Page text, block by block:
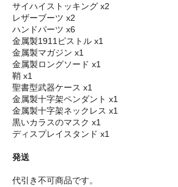
サイハイストッキング x2
レザーブーツ x2
ハンドパーツ x6
金属製1911ピストル x1
金属製マガジン x1
金属製ロングソード x1
鞘 x1
聖書型武器ケース x1
金属製十字架ペンダント x1
金属製十字架ネックレス x1
黒いカラスのマスク x1
ディスプレイスタンド x1
発送
代引き不可商品です。